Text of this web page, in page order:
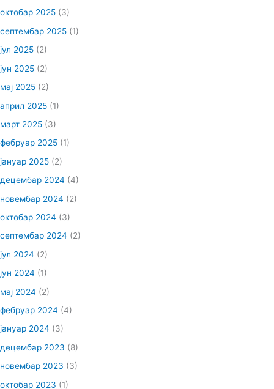
октобар 2025 (3)
септембар 2025 (1)
јул 2025 (2)
јун 2025 (2)
мај 2025 (2)
април 2025 (1)
март 2025 (3)
фебруар 2025 (1)
јануар 2025 (2)
децембар 2024 (4)
новембар 2024 (2)
октобар 2024 (3)
септембар 2024 (2)
јул 2024 (2)
јун 2024 (1)
мај 2024 (2)
фебруар 2024 (4)
јануар 2024 (3)
децембар 2023 (8)
новембар 2023 (3)
октобар 2023 (1)